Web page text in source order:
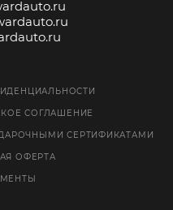
СОГЛАШЕНИЕ
СЕРТИФИКАТАМИ
ОФЕРТА